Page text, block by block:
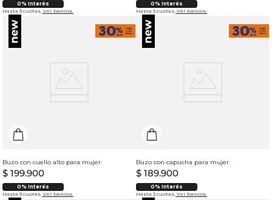
0% Interés
Hasta 3 cuotas. Ver bancos.
0% Interés
Hasta 3 cuotas. Ver bancos.
Buzo con cuello alto para mujer
$ 199.900
0% Interés
Hasta 3 cuotas. Ver bancos.
Buzo con capucha para mujer
$ 189.900
0% Interés
Hasta 3 cuotas. Ver bancos.